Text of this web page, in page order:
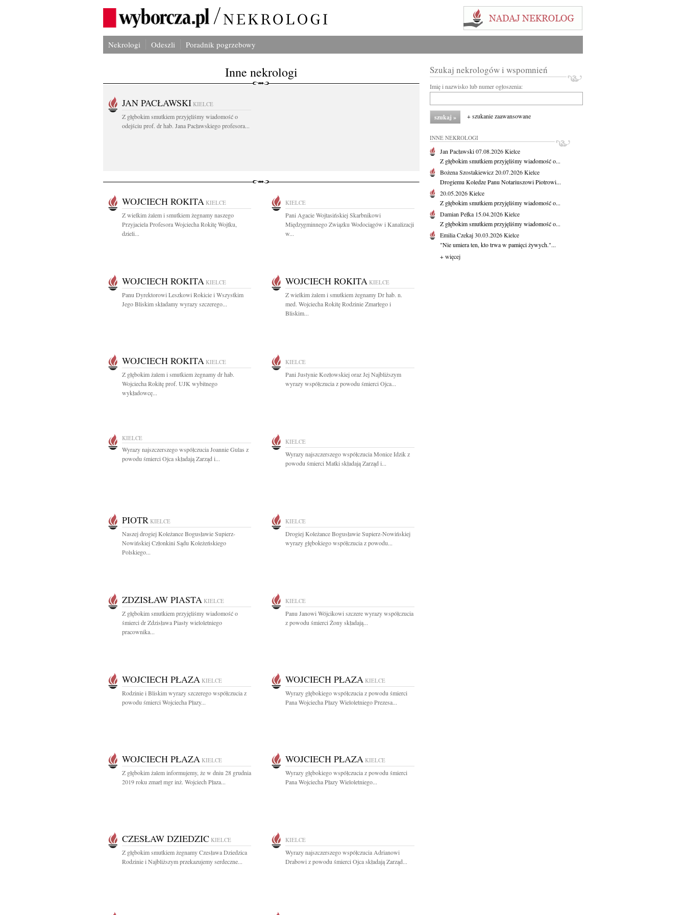
Nekrologi Odeszli Poradnik pogrzebowy
Inne nekrologi
JAN PACŁAWSKI KIELCE
Z głębokim smutkiem przyjęliśmy wiadomość o
odejściu prof. dr hab. Jana Pacławskiego profesora...
WOJCIECH ROKITA KIELCE
Z wielkim żalem i smutkiem żegnamy naszego
Przyjaciela Profesora Wojciecha Rokitę Wojtku,
dzieli...
KIELCE
Pani Agacie Wojtasińskiej Skarbnikowi
Międzygminnego Związku Wodociągów i Kanalizacji
w...
WOJCIECH ROKITA KIELCE
Panu Dyrektorowi Leszkowi Rokicie i Wszystkim
Jego Bliskim składamy wyrazy szczerego...
WOJCIECH ROKITA KIELCE
Z wielkim żalem i smutkiem żegnamy Dr hab. n.
med. Wojciecha Rokitę Rodzinie Zmarłego i
Bliskim...
WOJCIECH ROKITA KIELCE
Z głębokim żalem i smutkiem żegnamy dr hab.
Wojciecha Rokitę prof. UJK wybitnego
wykładowcę...
KIELCE
Pani Justynie Kozłowskiej oraz Jej Najbliższym
wyrazy współczucia z powodu śmierci Ojca...
KIELCE
Wyrazy najszczerszego współczucia Joannie Gulas z
powodu śmierci Ojca składają Zarząd i...
KIELCE
Wyrazy najszczerszego współczucia Monice Idzik z
powodu śmierci Matki składają Zarząd i...
PIOTR KIELCE
Naszej drogiej Koleżance Bogusławie Supierz-
Nowińskiej Członkini Sądu Koleżeńskiego
Polskiego...
KIELCE
Drogiej Koleżance Bogusławie Supierz-Nowińskiej
wyrazy głębokiego współczucia z powodu...
ZDZISŁAW PIASTA KIELCE
Z głębokim smutkiem przyjęliśmy wiadomość o
śmierci dr Zdzisława Piasty wieloletniego
pracownika...
KIELCE
Panu Janowi Wójcikowi szczere wyrazy współczucia
z powodu śmierci Żony składają...
WOJCIECH PŁAZA KIELCE
Rodzinie i Bliskim wyrazy szczerego współczucia z
powodu śmierci Wojciecha Płazy...
WOJCIECH PŁAZA KIELCE
Wyrazy głębokiego współczucia z powodu śmierci
Pana Wojciecha Płazy Wieloletniego Prezesa...
WOJCIECH PŁAZA KIELCE
Z głębokim żalem informujemy, że w dniu 28 grudnia
2019 roku zmarł mgr inż. Wojciech Płaza...
WOJCIECH PŁAZA KIELCE
Wyrazy głębokiego współczucia z powodu śmierci
Pana Wojciecha Płazy Wieloletniego...
CZESŁAW DZIEDZIC KIELCE
Z głębokim smutkiem żegnamy Czesława Dziedzica
Rodzinie i Najbliższym przekazujemy serdeczne...
KIELCE
Wyrazy najszczerszego współczucia Adrianowi
Drabowi z powodu śmierci Ojca składają Zarząd...
Szukaj nekrologów i wspomnień
Imię i nazwisko lub numer ogłoszenia:
+ szukanie zaawansowane
INNE NEKROLOGI
Jan Pacławski07.08.2026Kielce
Z głębokim smutkiem przyjęliśmy wiadomość o...
Bożena Szostakiewicz20.07.2026Kielce
Drogiemu Koledze Panu Notariuszowi Piotrowi...
20.05.2026Kielce
Z głębokim smutkiem przyjęliśmy wiadomość o...
Damian Pełka 15.04.2026Kielce
Z głębokim smutkiem przyjęliśmy wiadomość o...
Emilia Czekaj30.03.2026Kielce
"Nie umiera ten, kto trwa w pamięci żywych."...
+ więcej